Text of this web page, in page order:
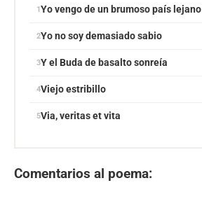
Yo vengo de un brumoso país lejano
Yo no soy demasiado sabio
Y el Buda de basalto sonreía
Viejo estribillo
Via, veritas et vita
Comentarios al poema: